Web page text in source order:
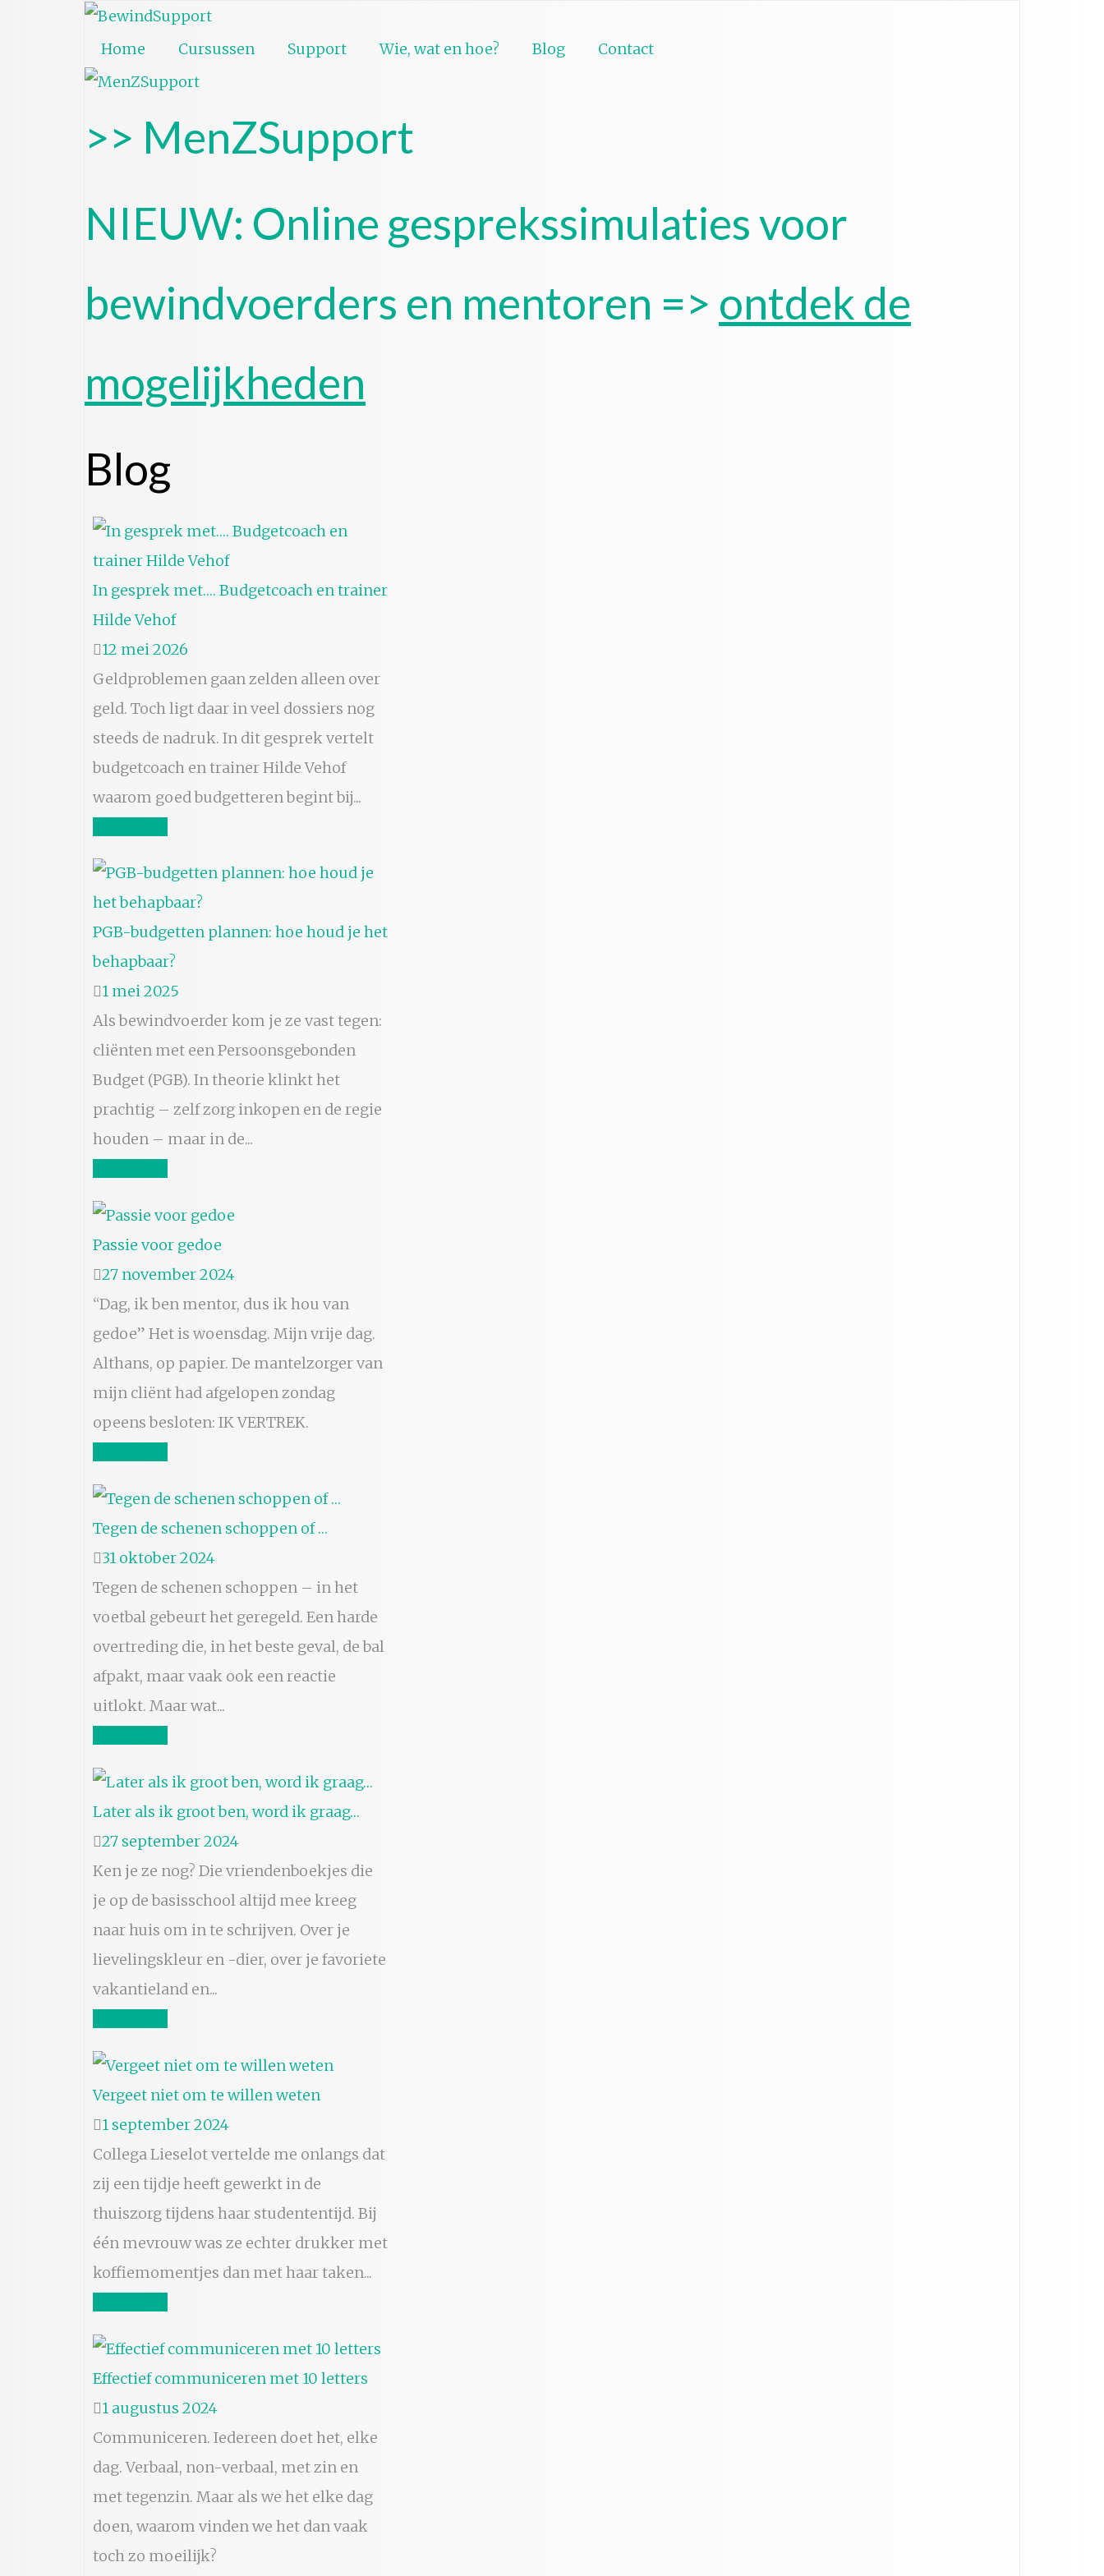
Home Cursussen Support Wie, wat en hoe? Blog Contact
>> MenZSupport
NIEUW: Online gesprekssimulaties voor
bewindvoerders en mentoren => ontdek de
mogelijkheden
Blog
In gesprek met…. Budgetcoach en trainer
Hilde Vehof
12 mei 2026
Geldproblemen gaan zelden alleen over
geld. Toch ligt daar in veel dossiers nog
steeds de nadruk. In dit gesprek vertelt
budgetcoach en trainer Hilde Vehof
waarom goed budgetteren begint bij...
PGB-budgetten plannen: hoe houd je het
behapbaar?
1 mei 2025
Als bewindvoerder kom je ze vast tegen:
cliënten met een Persoonsgebonden
Budget (PGB). In theorie klinkt het
prachtig – zelf zorg inkopen en de regie
houden – maar in de...
Passie voor gedoe
27 november 2024
“Dag, ik ben mentor, dus ik hou van
gedoe” Het is woensdag. Mijn vrije dag.
Althans, op papier. De mantelzorger van
mijn cliënt had afgelopen zondag
opeens besloten: IK VERTREK.
Tegen de schenen schoppen of …
31 oktober 2024
Tegen de schenen schoppen – in het
voetbal gebeurt het geregeld. Een harde
overtreding die, in het beste geval, de bal
afpakt, maar vaak ook een reactie
uitlokt. Maar wat...
Later als ik groot ben, word ik graag…
27 september 2024
Ken je ze nog? Die vriendenboekjes die
je op de basisschool altijd mee kreeg
naar huis om in te schrijven. Over je
lievelingskleur en -dier, over je favoriete
vakantieland en...
Vergeet niet om te willen weten
1 september 2024
Collega Lieselot vertelde me onlangs dat
zij een tijdje heeft gewerkt in de
thuiszorg tijdens haar studententijd. Bij
één mevrouw was ze echter drukker met
koffiemomentjes dan met haar taken...
Effectief communiceren met 10 letters
1 augustus 2024
Communiceren. Iedereen doet het, elke
dag. Verbaal, non-verbaal, met zin en
met tegenzin. Maar als we het elke dag
doen, waarom vinden we het dan vaak
toch zo moeilijk?